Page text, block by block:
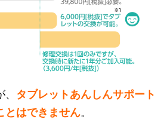
タブレットあんしんサポート
とはできません。